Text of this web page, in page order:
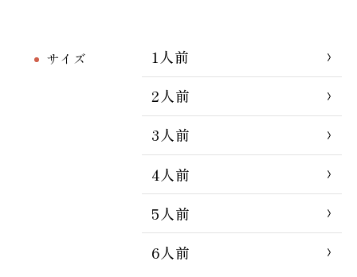
サイズ
1人前
2人前
3人前
4人前
5人前
6人前